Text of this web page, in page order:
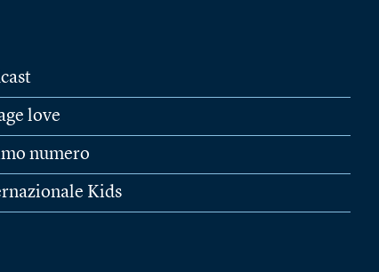
love
numero
Kids